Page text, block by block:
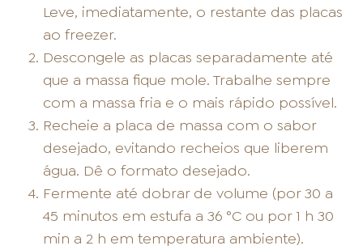
Leve, imediatamente, o restante das placas
ao freezer.
Descongele as placas separadamente até
que a massa fique mole. Trabalhe sempre
com a massa fria e o mais rápido possível.
Recheie a placa de massa com o sabor
desejado, evitando recheios que liberem
água. Dê o formato desejado.
Fermente até dobrar de volume (por 30 a
45 minutos em estufa a 36 °C ou por 1 h 30
min a 2 h em temperatura ambiente).